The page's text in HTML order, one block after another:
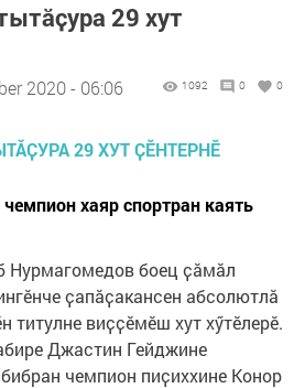
29 хут
2020 - 06:06 1092 0 0
хаяр спортран каять
Нурмагомедов боец ҫӑмӑл
ҫапӑҫакансен абсолютлӑ
титулне виҫҫӗмӗш хут хӳтӗлерӗ.
Джастин Гейджине
чемпион пиҫиххине Конор